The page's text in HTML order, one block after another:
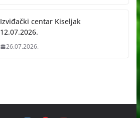
Izviđački centar Kiseljak
12.07.2026.
26.07.2026.